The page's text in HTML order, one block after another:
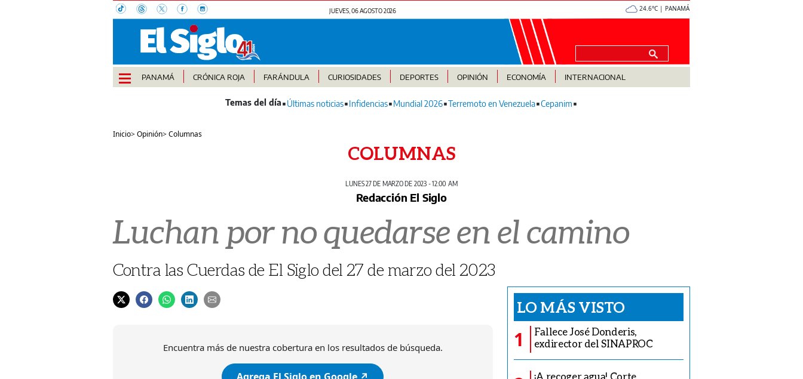
JUEVES, 06 AGOSTO 2026 24.6°C | PANAMÁ
PANAMÁ CRÓNICA ROJA FARÁNDULA CURIOSIDADES DEPORTES OPINIÓN ECONOMÍA INTERNACIONAL
Últimas noticias Infidencias Mundial 2026 Terremoto en Venezuela Cepanim
Inicio>Opinión>Columnas
COLUMNAS
LUNES 27 DE MARZO DE 2023 - 12:00 AM
Redacción El Siglo
Luchan por no quedarse en el camino
Contra las Cuerdas de El Siglo del 27 de marzo del 2023
Encuentra más de nuestra cobertura en los resultados de búsqueda.
LO MÁS VISTO
1
Fallece José Donderis,
exdirector del SINAPROC
¡A recoger agua! Corte